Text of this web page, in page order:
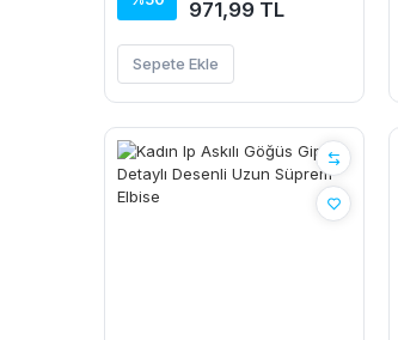
971,99 TL
Sepete Ekle